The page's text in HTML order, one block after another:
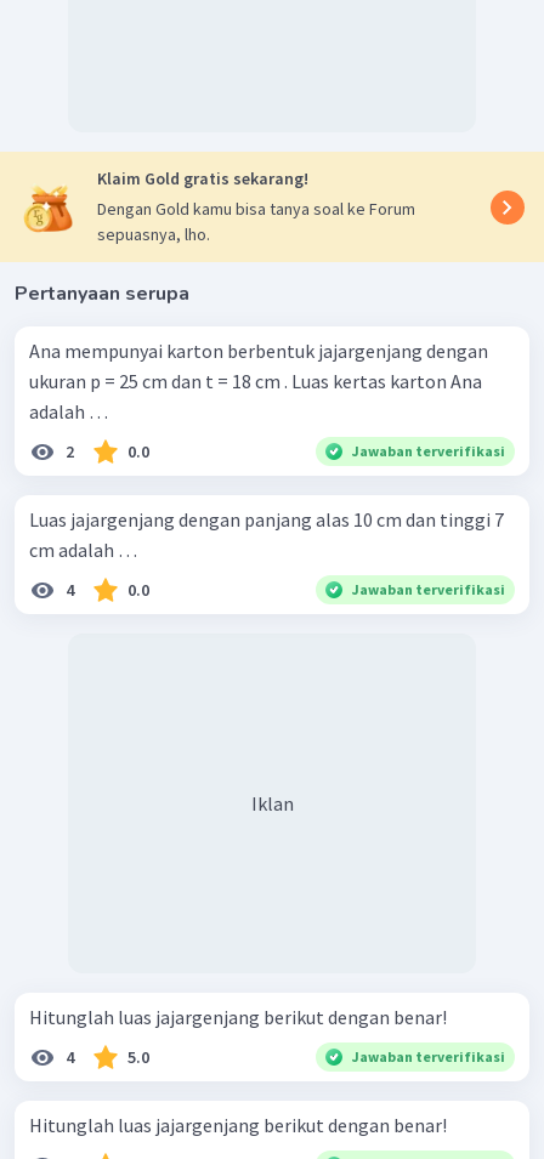
Klaim Gold gratis sekarang!
Dengan Gold kamu bisa tanya soal ke Forum
sepuasnya, lho.
Pertanyaan serupa
Ana mempunyai karton berbentuk jajargenjang dengan
ukuran p = 25 cm dan t = 18 cm . Luas kertas karton Ana
adalah …
2 0.0 Jawaban terverifikasi
Luas jajargenjang dengan panjang alas 10 cm dan tinggi 7
cm adalah …
4 0.0 Jawaban terverifikasi
Iklan
Hitunglah luas jajargenjang berikut dengan benar!
4 5.0 Jawaban terverifikasi
Hitunglah luas jajargenjang berikut dengan benar!